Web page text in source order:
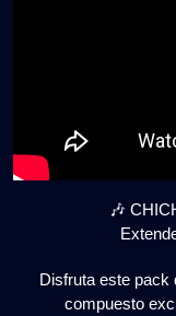
🎶
Disfruta este pack
compuesto